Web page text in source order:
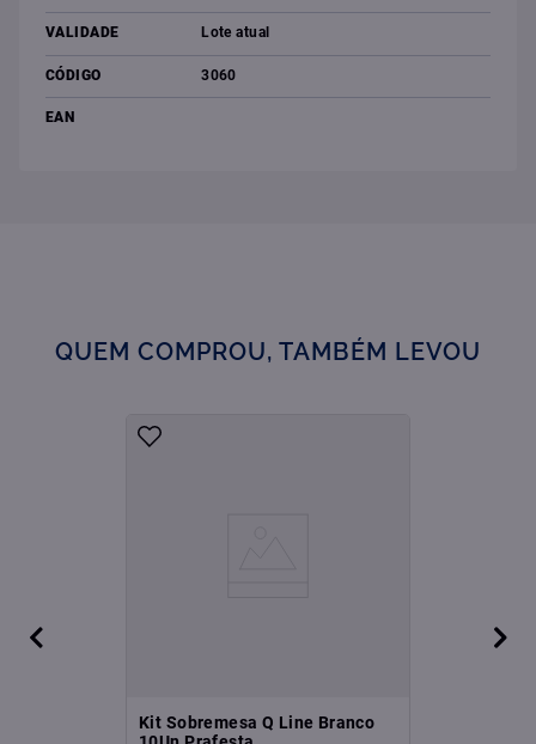
VALIDADE Lote atual
CÓDIGO 3060
EAN
QUEM COMPROU, TAMBÉM LEVOU
Kit Sobremesa Q Line Branco